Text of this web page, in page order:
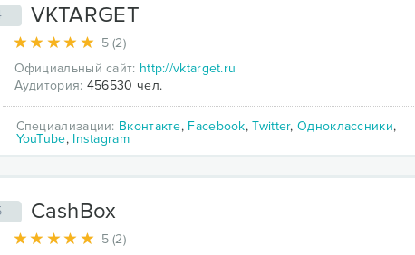
VKTARGET
5 (2)
Официальный сайт: http://vktarget.ru
Аудитория: 456530 чел.
Специализации: Вконтакте, Facebook,Twitter,Одноклассники,
YouTube, Instagram
CashBox
5 (2)